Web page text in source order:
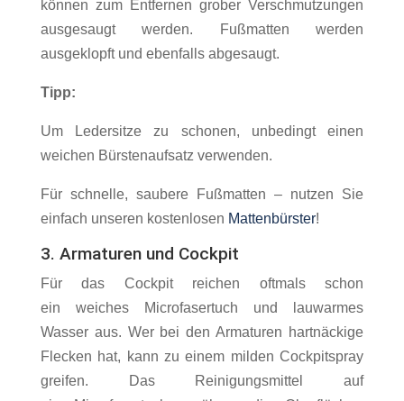
können zum Entfernen grober Verschmutzungen
ausgesaugt werden. Fußmatten werden
ausgeklopft und ebenfalls abgesaugt.
Tipp:
Um Ledersitze zu schonen, unbedingt einen
weichen Bürstenaufsatz verwenden.
Für schnelle, saubere Fußmatten – nutzen Sie
einfach unseren kostenlosen Mattenbürster!
3. Armaturen und Cockpit
Für das Cockpit reichen oftmals schon
ein weiches Microfasertuch und lauwarmes
Wasser aus. Wer bei den Armaturen hartnäckige
Flecken hat, kann zu einem milden Cockpitspray
greifen. Das Reinigungsmittel auf